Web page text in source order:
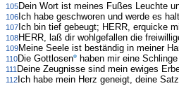
105Dein Wort ist meines Fußes Leuchte
106 Ich habe geschworen und werde es
107 Ich bin tief gebeugt; HERR, erquicke
108HERR, laß dir wohlgefallen die
109Meine Seele ist beständig in meiner
110Die Gottlosen haben mir eine
111 Deine Zeugnisse sind mein ewiges
112 Ich habe mein Herz geneigt, deine